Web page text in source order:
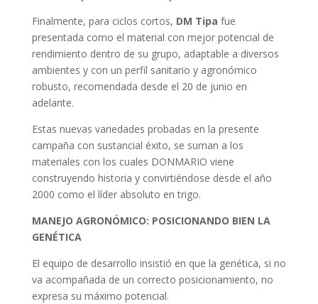
Finalmente, para ciclos cortos, DM Tipa fue
presentada como el material con mejor potencial de
rendimiento dentro de su grupo, adaptable a diversos
ambientes y con un perfil sanitario y agronómico
robusto, recomendada desde el 20 de junio en
adelante.
Estas nuevas variedades probadas en la presente
campaña con sustancial éxito, se suman a los
materiales con los cuales DONMARIO viene
construyendo historia y convirtiéndose desde el año
2000 como el líder absoluto en trigo.
MANEJO AGRONÓMICO: POSICIONANDO BIEN LA
GENÉTICA
El equipo de desarrollo insistió en que la genética, si no
va acompañada de un correcto posicionamiento, no
expresa su máximo potencial.